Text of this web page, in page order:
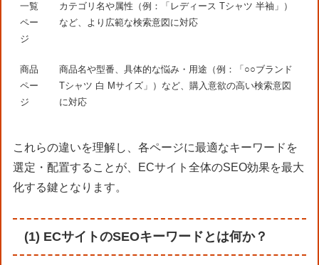
一覧
ペー
ジ
カテゴリ名や属性（例：「レディース Tシャツ 半袖」）
など、より広範な検索意図に対応
商品
ペー
ジ
商品名や型番、具体的な悩み・用途（例：「○○ブランド
Tシャツ 白 Mサイズ」）など、購入意欲の高い検索意図
に対応
これらの違いを理解し、各ページに最適なキーワードを
選定・配置することが、ECサイト全体のSEO効果を最大
化する鍵となります。
(1) ECサイトのSEOキーワードとは何か？